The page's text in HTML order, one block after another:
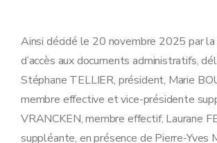
Ainsi décidé le 20 novembre 2025 par la
d’accès aux documents administratifs,
Stéphane TELLIER, président, Marie
membre effective et vice-présidente
VRANCKEN, membre effectif, Laurane
suppléante, en présence de Pierre-Yves